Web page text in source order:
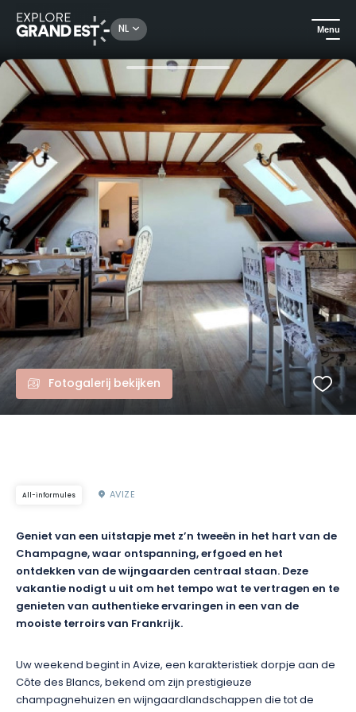
NL Menu
Kijk je ogen uit in de Grand Est Weekend voor twee in het hart van de Champagne & spa
Fotogalerij bekijken
All-informules AVIZE
Geniet van een uitstapje met z’n tweeën in het hart van de
Champagne, waar ontspanning, erfgoed en het
ontdekken van de wijngaarden centraal staan. Deze
vakantie nodigt u uit om het tempo wat te vertragen en te
genieten van authentieke ervaringen in een van de
mooiste terroirs van Frankrijk.
Uw weekend begint in Avize, een karakteristiek dorpje aan de
Côte des Blancs, bekend om zijn prestigieuze
champagnehuizen en wijngaardlandschappen die tot de